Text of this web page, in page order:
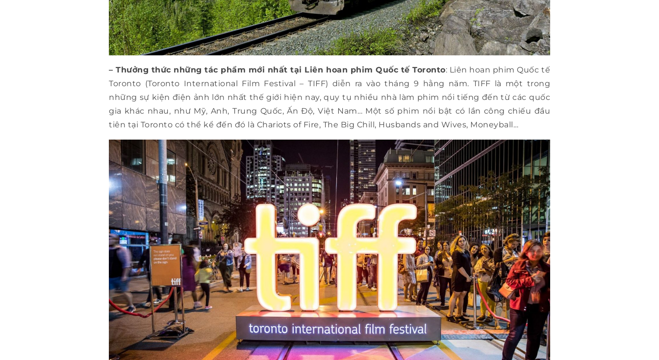
– Thưởng thức những tác phẩm mới nhất tại Liên hoan phim Quốc tế Toronto: Liên hoan phim Quốc tế
Toronto (Toronto International Film Festival – TIFF) diễn ra vào tháng 9 hằng năm. TIFF là một trong
những sự kiện điện ảnh lớn nhất thế giới hiện nay, quy tụ nhiều nhà làm phim nổi tiếng đến từ các quốc
gia khác nhau, như Mỹ, Anh, Trung Quốc, Ấn Độ, Việt Nam… Một số phim nổi bật có lần công chiếu đầu
tiên tại Toronto có thể kể đến đó là Chariots of Fire, The Big Chill, Husbands and Wives, Moneyball…